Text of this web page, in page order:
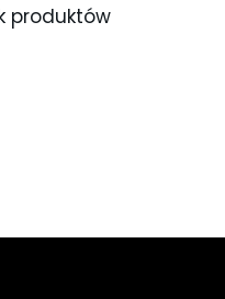
produktów